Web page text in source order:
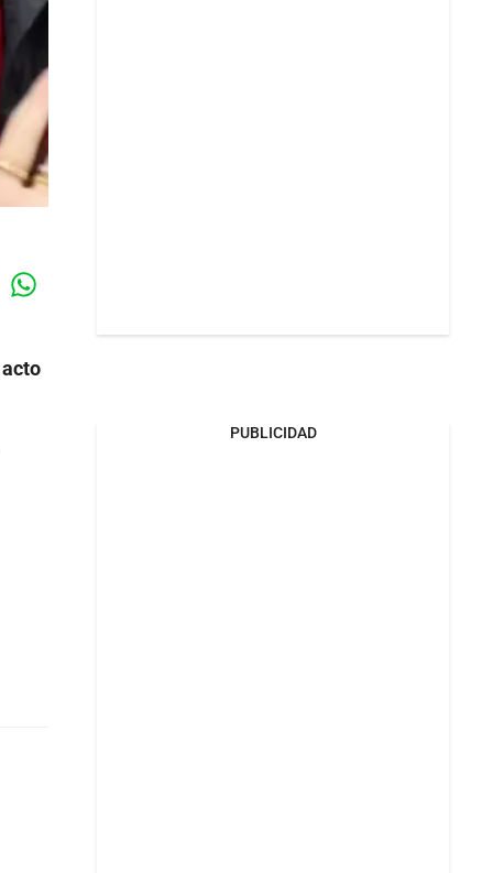
PUBLICIDAD